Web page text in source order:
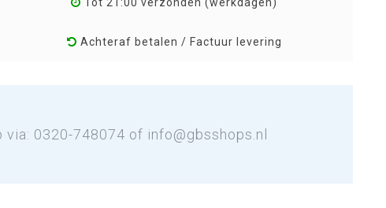
Achteraf betalen / Factuur levering
via: 0320-748074 of info@gbsshops.nl